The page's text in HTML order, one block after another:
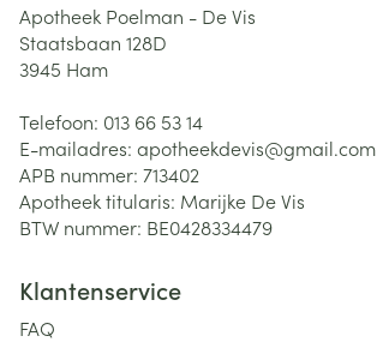
Apotheek Poelman - De Vis
Staatsbaan 128D
3945 Ham
Telefoon: 013 66 53 14
E-mailadres: apotheekdevis@gmail.com
APB nummer: 713402
Apotheek titularis: Marijke De Vis
BTW nummer: BE0428334479
Klantenservice
FAQ